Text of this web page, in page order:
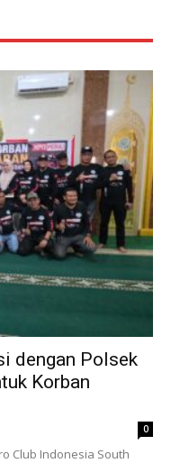
dengan Polsek
Korban
0
Club Indonesia South